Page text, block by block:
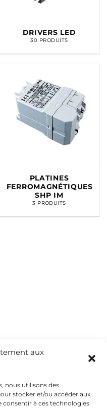
aux
nous utilisons des
stocker et/ou accéder aux
consentir à ces technologies
DRIVERS LED
30 PRODUITS
PLATINES
FERROMAGNÉTIQUES
SHP IM
3 PRODUITS